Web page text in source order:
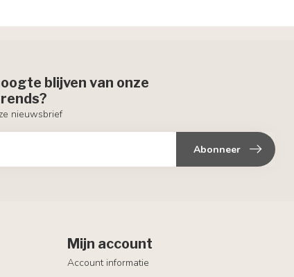
blijven van onze
nieuwsbrief
Abonneer
Mijn account
Account informatie